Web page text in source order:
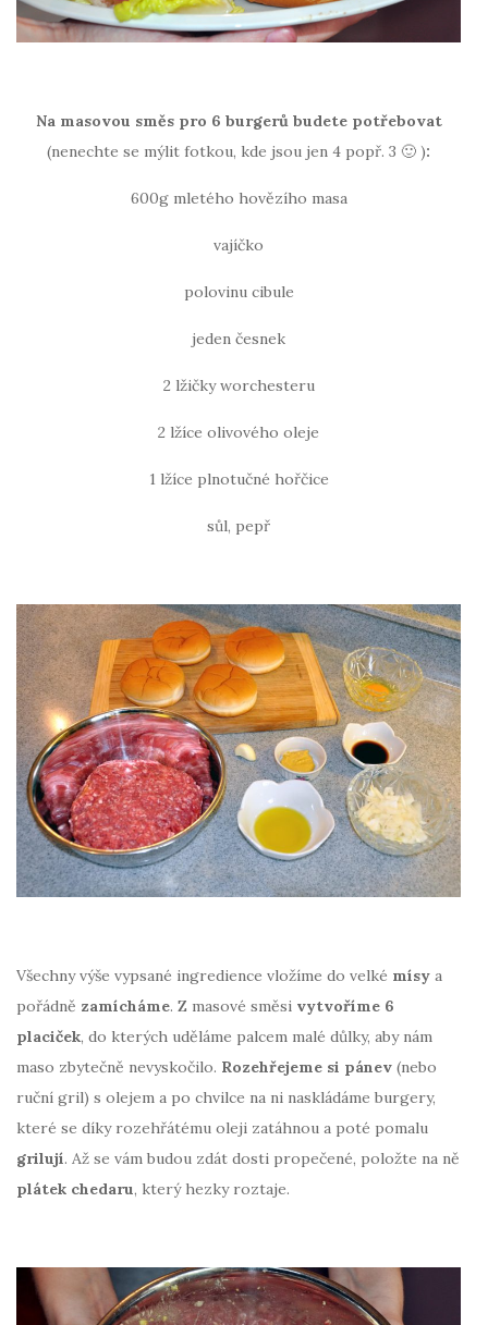
Na masovou směs pro 6 burgerů budete potřebovat
(nenechte se mýlit fotkou, kde jsou jen 4 popř. 3 🙂 ):
600g mletého hovězího masa
vajíčko
polovinu cibule
jeden česnek
2 lžičky worchesteru
2 lžíce olivového oleje
1 lžíce plnotučné hořčice
sůl, pepř
Všechny výše vypsané ingredience vložíme do velké mísy a
pořádně zamícháme. Z masové směsi vytvoříme 6
placiček, do kterých uděláme palcem malé důlky, aby nám
maso zbytečně nevyskočilo. Rozehřejeme si pánev (nebo
ruční gril) s olejem a po chvilce na ni naskládáme burgery,
které se díky rozehřátému oleji zatáhnou a poté pomalu
grilují. Až se vám budou zdát dosti propečené, položte na ně
plátek chedaru, který hezky roztaje.